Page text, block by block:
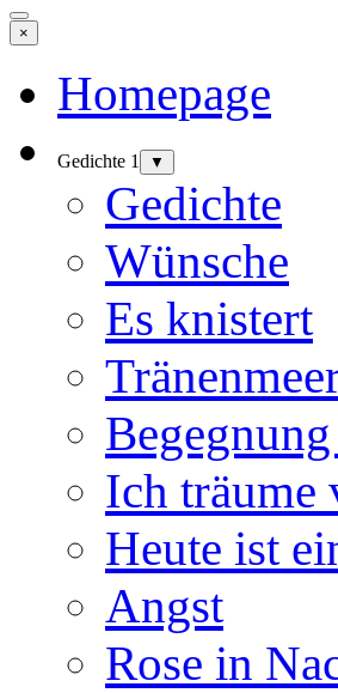
×
Homepage
Gedichte 1 ▼
Gedichte
Wünsche
Es knistert
Ich träume
Heute ist
Angst
Rose in